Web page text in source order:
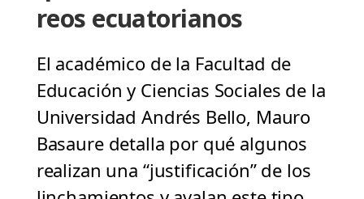
reos ecuatorianos
El académico de la Facultad de
Educación y Ciencias Sociales de la
Universidad Andrés Bello, Mauro
Basaure detalla por qué algunos
realizan una “justificación” de los